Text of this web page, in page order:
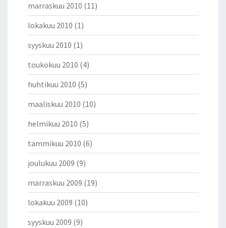
marraskuu 2010 (11)
lokakuu 2010 (1)
syyskuu 2010 (1)
toukokuu 2010 (4)
huhtikuu 2010 (5)
maaliskuu 2010 (10)
helmikuu 2010 (5)
tammikuu 2010 (6)
joulukuu 2009 (9)
marraskuu 2009 (19)
lokakuu 2009 (10)
syyskuu 2009 (9)